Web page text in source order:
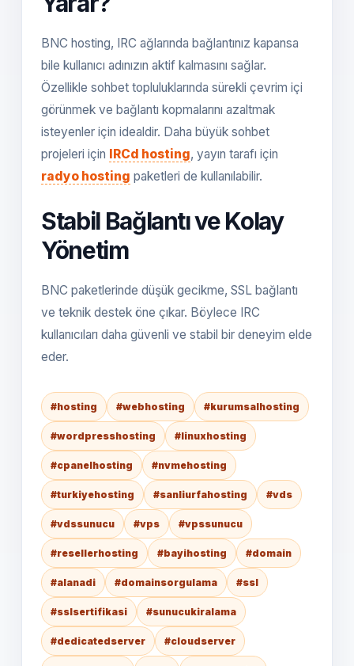
BNC hosting, IRC ağlarında bağlantınız kapansa
bile kullanıcı adınızın aktif kalmasını sağlar.
Özellikle sohbet topluluklarında sürekli çevrim içi
görünmek ve bağlantı kopmalarını azaltmak
isteyenler için idealdir. Daha büyük sohbet
projeleri için IRCd hosting, yayın tarafı için
radyo hosting paketleri de kullanılabilir.
Stabil Bağlantı ve Kolay
Yönetim
BNC paketlerinde düşük gecikme, SSL bağlantı
ve teknik destek öne çıkar. Böylece IRC
kullanıcıları daha güvenli ve stabil bir deneyim elde
eder.
#hosting #webhosting #kurumsalhosting
#wordpresshosting #linuxhosting
#cpanelhosting #nvmehosting
#turkiyehosting #sanliurfahosting #vds
#vdssunucu #vps #vpssunucu
#resellerhosting #bayihosting #domain
#alanadi #domainsorgulama #ssl
#sslsertifikasi #sunucukiralama
#dedicatedserver #cloudserver